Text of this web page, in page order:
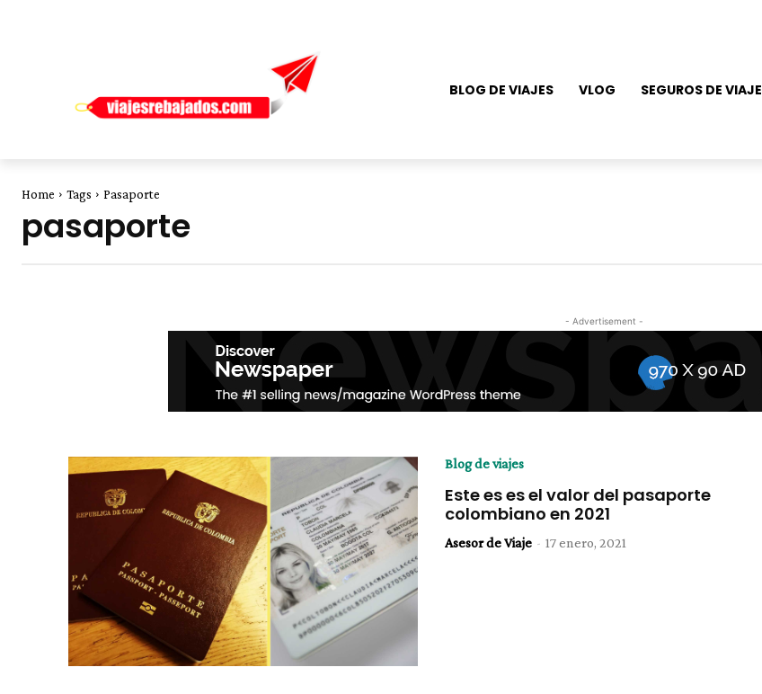
BLOG DE VIAJES VLOG SEGUROS DE VIAJE
Home Tags Pasaporte
pasaporte
- Advertisement -
Blog de viajes
Este es es el valor del pasaporte
colombiano en 2021
Asesor de Viaje - 17 enero, 2021